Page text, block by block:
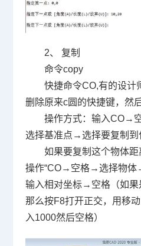
2、 复制
命令copy
快捷命令CO,有的设计
删除原来c圆的快捷键，然
操作方式：输入CO→
选择基准点→选择要复制到
如果要复制这个物体距
操作“CO→空格→选择物体
输入相对坐标→空格（如果
那么按F8打开正交，用移
入1000然后空格）